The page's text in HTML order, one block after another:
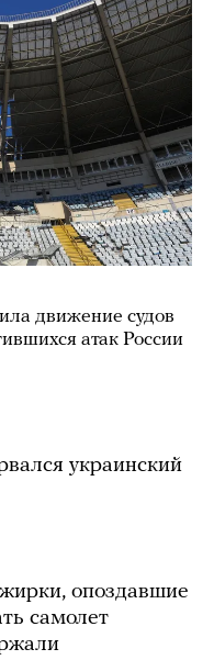
движение судов
атак России
украинский
опоздавшие
самолет